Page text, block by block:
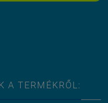
A TERMÉKRŐL: